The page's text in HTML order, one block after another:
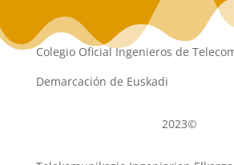
Colegio Oficial Ingenieros de
Demarcación de Euskadi
2023©